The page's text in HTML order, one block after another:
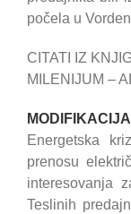
počela u
CITATI IZ
MILENIJUM –
Energetska
prenosu
interesovanja
Teslinih